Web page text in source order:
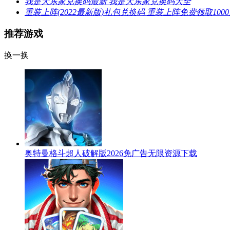
重装上阵(2022最新版)礼包兑换码 重装上阵免费领取
推荐游戏
换一换
奥特曼格斗超人破解版2026免广告无限资源下载